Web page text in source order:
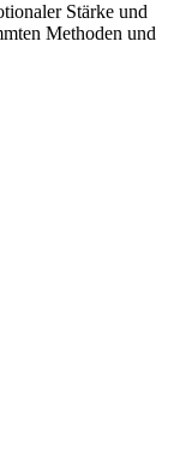
Stärke und
Methoden und